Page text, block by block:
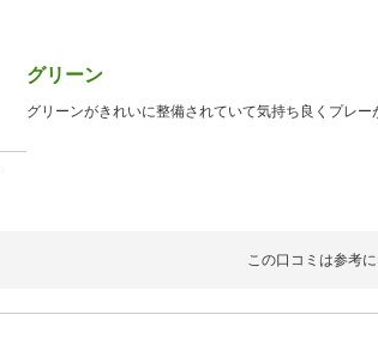
グリーン
グリーンがきれいに整備されていて気持ち良くプレー
この口コミは参考